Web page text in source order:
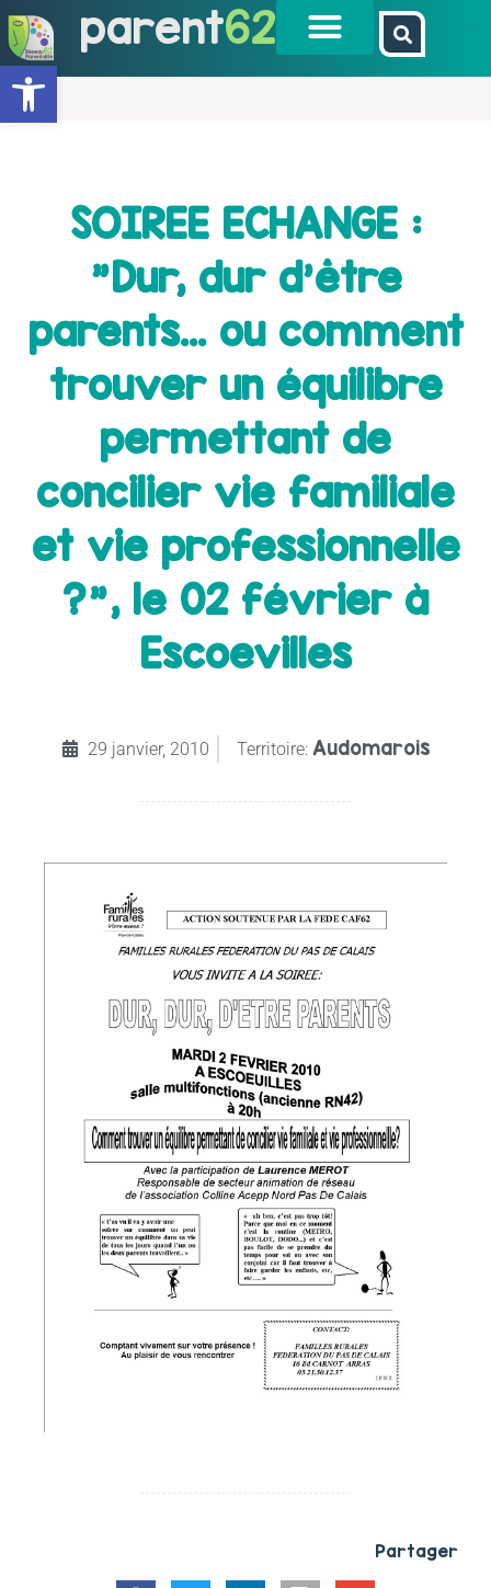
Ouvrir la barre d’outils
parent62
SOIREE ECHANGE :
"Dur, dur d'être
parents… ou comment
trouver un équilibre
permettant de
concilier vie familiale
et vie professionnelle
?", le 02 février à
Escoevilles
29 janvier, 2010 Territoire: Audomarois
Partager